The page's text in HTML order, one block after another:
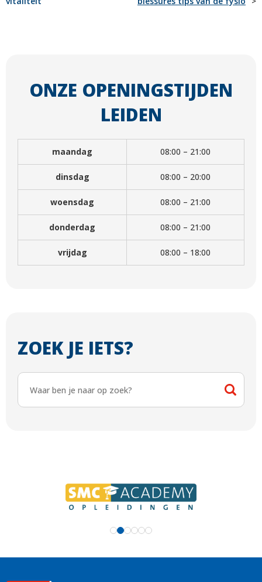
ONZE OPENINGSTIJDEN
LEIDEN
maandag 08:00 – 21:00
dinsdag 08:00 – 20:00
woensdag 08:00 – 21:00
donderdag 08:00 – 21:00
vrijdag 08:00 – 18:00
ZOEK JE IETS?